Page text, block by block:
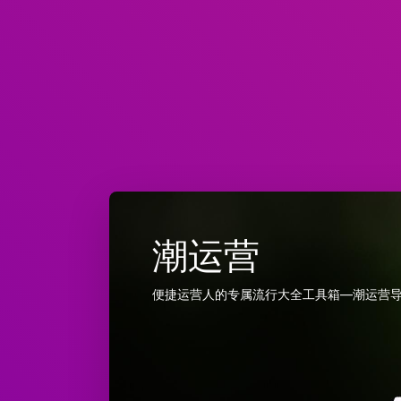
潮运营
便捷运营人的专属流行大全工具箱—潮运营